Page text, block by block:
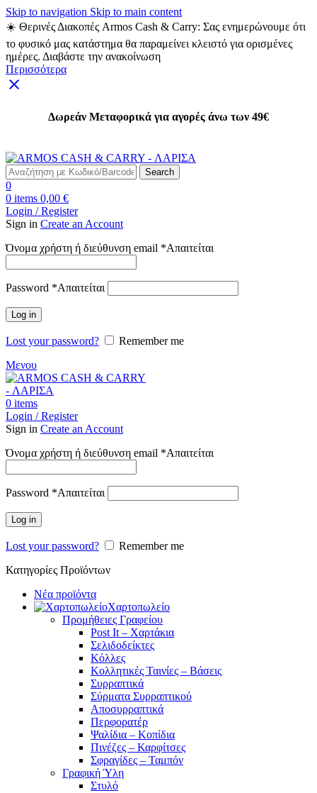
Skip to navigation Skip to main content
☀️ Θερινές Διακοπές Armos Cash & Carry: Σας ενημερώνουμε ότι
το φυσικό μας κατάστημα θα παραμείνει κλειστό για ορισμένες
ημέρες. Διαβάστε την ανακοίνωση
Περισσότερα
Δωρεάν Μεταφορικά για αγορές άνω των 49€
Search
0
0 items 0,00 €
Login / Register
Sign in Create an Account
Όνομα χρήστη ή διεύθυνση email *Απαιτείται
Password *Απαιτείται
Log in
Lost your password?
Remember me
Μενου
0 items
Login / Register
Sign in Create an Account
Όνομα χρήστη ή διεύθυνση email *Απαιτείται
Password *Απαιτείται
Log in
Lost your password?
Remember me
Κατηγορίες Προϊόντων
Νέα προϊόντα
Χαρτοπωλείο
Προμήθειες Γραφείου
Post It – Χαρτάκια
Σελιδοδείκτες
Κόλλες
Κολλητικές Ταινίες – Βάσεις
Συρραπτικά
Σύρματα Συρραπτικού
Αποσυρραπτικά
Περφορατέρ
Ψαλίδια – Κοπίδια
Πινέζες – Καρφίτσες
Σφραγίδες – Ταμπόν
Γραφική Ύλη
Στυλό